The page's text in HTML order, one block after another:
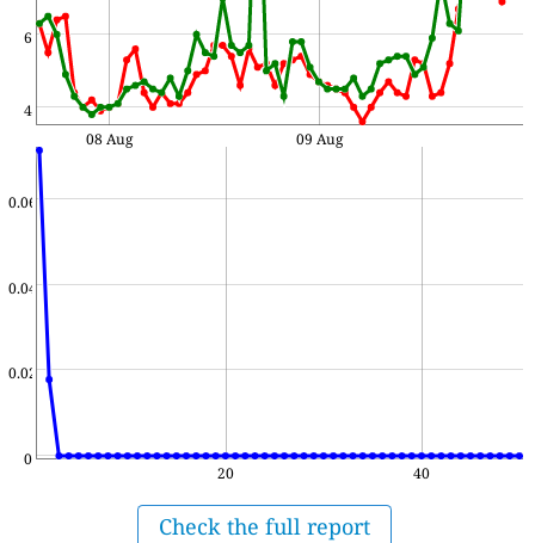
4
6
08 Aug 09 Aug
0
0.02
0.04
0.06
20 40
Check the full report